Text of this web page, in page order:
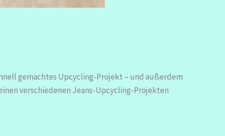
gemachtes Upcycling-Projekt – und außerdem
verschiedenen Jeans-Upcycling-Projekten